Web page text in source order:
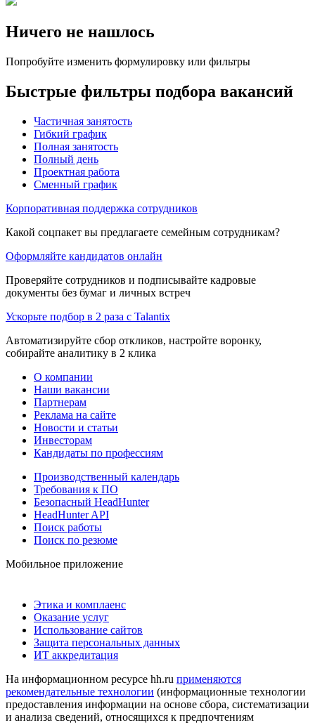
Ничего не нашлось
Попробуйте изменить формулировку или фильтры
Быстрые фильтры подбора вакансий
Частичная занятость
Гибкий график
Полная занятость
Полный день
Проектная работа
Сменный график
Корпоративная поддержка сотрудников
Какой соцпакет вы предлагаете семейным сотрудникам?
Оформляйте кандидатов онлайн
Проверяйте сотрудников и подписывайте кадровые
документы без бумаг и личных встреч
Ускорьте подбор в 2 раза с Talantix
Автоматизируйте сбор откликов, настройте воронку,
собирайте аналитику в 2 клика
О компании
Наши вакансии
Партнерам
Реклама на сайте
Новости и статьи
Инвесторам
Кандидаты по профессиям
Производственный календарь
Требования к ПО
Безопасный HeadHunter
HeadHunter API
Поиск работы
Поиск по резюме
Мобильное приложение
Этика и комплаенс
Оказание услуг
Использование сайтов
Защита персональных данных
ИТ аккредитация
На информационном ресурсе hh.ru применяются
рекомендательные технологии (информационные технологии
предоставления информации на основе сбора, систематизации
и анализа сведений, относящихся к предпочтениям